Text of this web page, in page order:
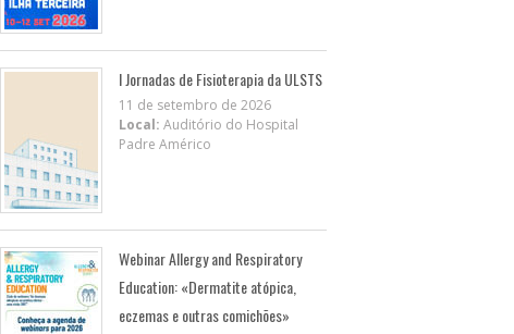
I Jornadas de Fisioterapia da ULSTS
11 de setembro de 2026
Local: Auditório do Hospital
Padre Américo
Webinar Allergy and Respiratory
Education: «Dermatite atópica,
eczemas e outras comichões»